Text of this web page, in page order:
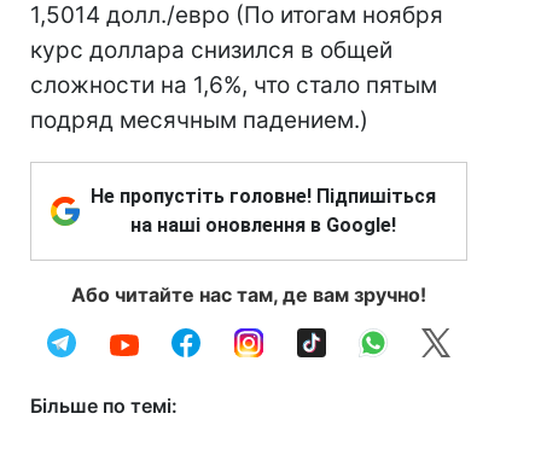
1,5014 долл./евро (По итогам ноября
курс доллара снизился в общей
сложности на 1,6%, что стало пятым
подряд месячным падением.)
Не пропустіть головне! Підпишіться
на наші оновлення в Google!
Або читайте нас там, де вам зручно!
Більше по темі: